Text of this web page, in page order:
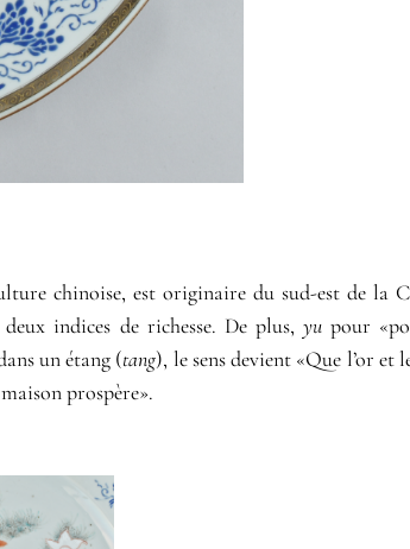
chinoise, est originaire du sud-est de la
indices de richesse. De plus,yu pour
un étang (tang), le sens devient «Que l’or
prospère».